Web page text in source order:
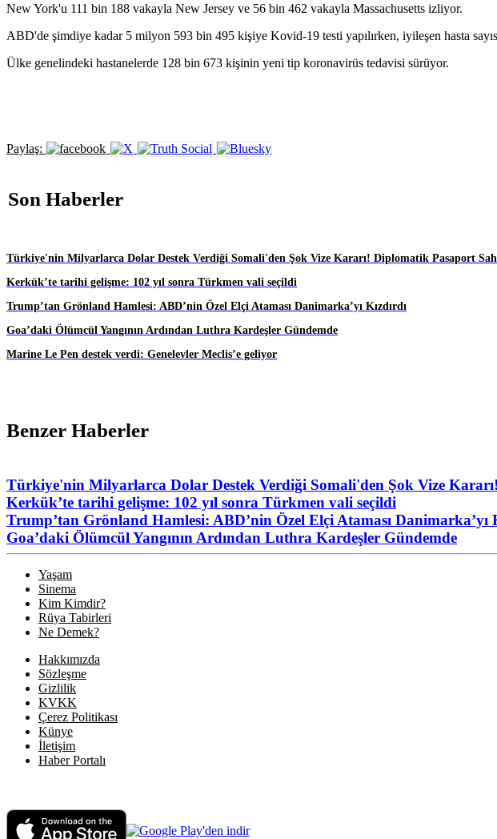
New York'u 111 bin 188 vakayla New Jersey ve 56 bin 462 vakayla Massachusetts izliyor.
ABD'de şimdiye kadar 5 milyon 593 bin 495 kişiye Kovid-19 testi yapılırken, iyileşen hasta
Ülke genelindeki hastanelerde 128 bin 673 kişinin yeni tip koronavirüs tedavisi sürüyor.
Paylaş:
Son Haberler
Türkiye'nin Milyarlarca Dolar Destek Verdiği Somali'den Şok Vize Kararı! Diplomatik Pasaport
Kerkük’te tarihi gelişme: 102 yıl sonra Türkmen vali seçildi
Trump’tan Grönland Hamlesi: ABD’nin Özel Elçi Ataması Danimarka’yı Kızdırdı
Goa’daki Ölümcül Yangının Ardından Luthra Kardeşler Gündemde
Marine Le Pen destek verdi: Genelevler Meclis’e geliyor
Benzer Haberler
Türkiye'nin Milyarlarca Dolar Destek Verdiği Somali'den Şok Vize
Kerkük’te tarihi gelişme: 102 yıl sonra Türkmen vali seçildi
Trump’tan Grönland Hamlesi: ABD’nin Özel Elçi Ataması Danimarka’yı
Goa’daki Ölümcül Yangının Ardından Luthra Kardeşler Gündemde
Yaşam
Sinema
Kim Kimdir?
Rüya Tabirleri
Ne Demek?
Hakkımızda
Sözleşme
Gizlilik
KVKK
Çerez Politikası
Künye
İletişim
Haber Portalı